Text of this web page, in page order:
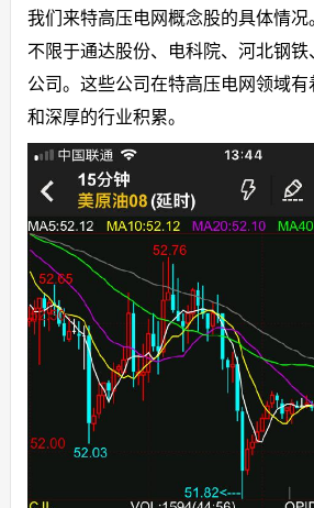
我们来特高压电网概念股的具体情况
不限于通达股份、电科院、河北钢铁
公司。这些公司在特高压电网领域
和深厚的行业积累。